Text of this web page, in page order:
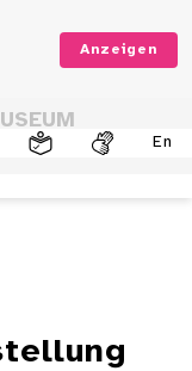
Anzeigen
En